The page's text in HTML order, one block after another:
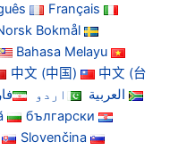
Français
Bokmål
Bahasa Melayu
中文 (中国)
中文 (台
العربية اردو
български
Slovenčina